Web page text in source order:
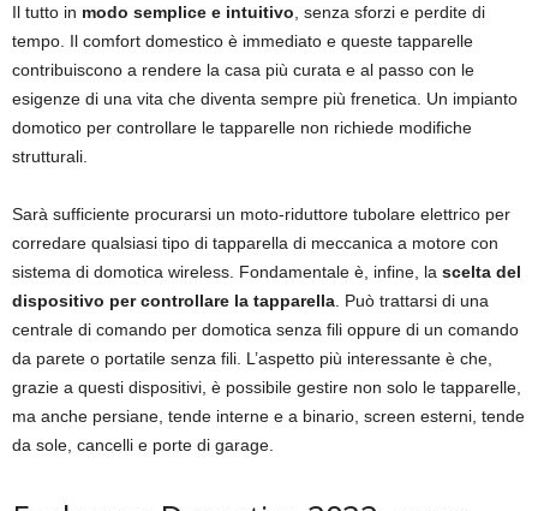
Il tutto in modo semplice e intuitivo , senza sforzi e perdite di
tempo. Il comfort domestico è immediato e queste tapparelle
contribuiscono a rendere la casa più curata e al passo con le
esigenze di una vita che diventa sempre più frenetica. Un impianto
domotico per controllare le tapparelle non richiede modifiche
strutturali.
Sarà sufficiente procurarsi un moto-riduttore tubolare elettrico per
corredare qualsiasi tipo di tapparella di meccanica a motore con
sistema di domotica wireless. Fondamentale è, infine, la scelta del
dispositivo per controllare la tapparella . Può trattarsi di una
centrale di comando per domotica senza fili oppure di un comando
da parete o portatile senza fili. L’aspetto più interessante è che,
grazie a questi dispositivi, è possibile gestire non solo le tapparelle,
ma anche persiane, tende interne e a binario, screen esterni, tende
da sole, cancelli e porte di garage.